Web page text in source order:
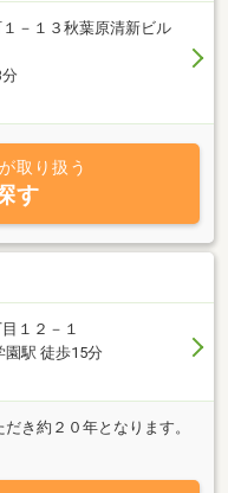
－１３秋葉原清新ビル
取り扱う
す
１２－１
駅 徒歩15分
き約２０年となります。